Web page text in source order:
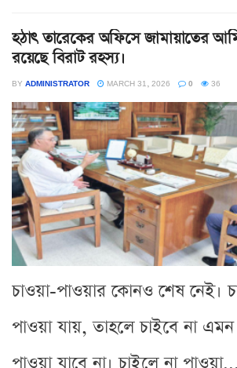
হঠাৎ তারেকের অফিসে জামায়াতের
রয়েছে বিরাট রহস্য।
BY ADMINISTRATOR MARCH 31, 2026 0 36
চাওয়া-পাওয়ার কোনও শেষ নেই।
পাওয়া যায়, তাহলে চাইবে না